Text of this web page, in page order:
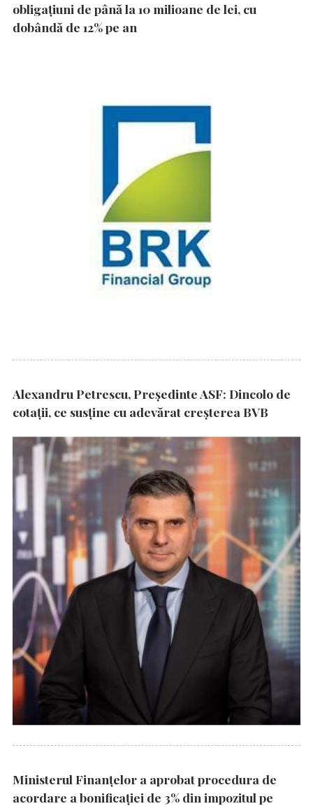
obligațiuni de până la 10 milioane de lei, cu
dobândă de 12% pe an
Alexandru Petrescu, Președinte ASF: Dincolo de
cotații, ce susține cu adevărat creșterea BVB
Ministerul Finanțelor a aprobat procedura de
acordare a bonificației de 3% din impozitul pe